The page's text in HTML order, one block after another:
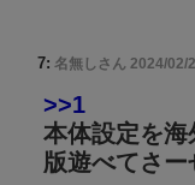
7: 名無しさん 2024/02/
>>1
本体設定を海
版遊べてさ